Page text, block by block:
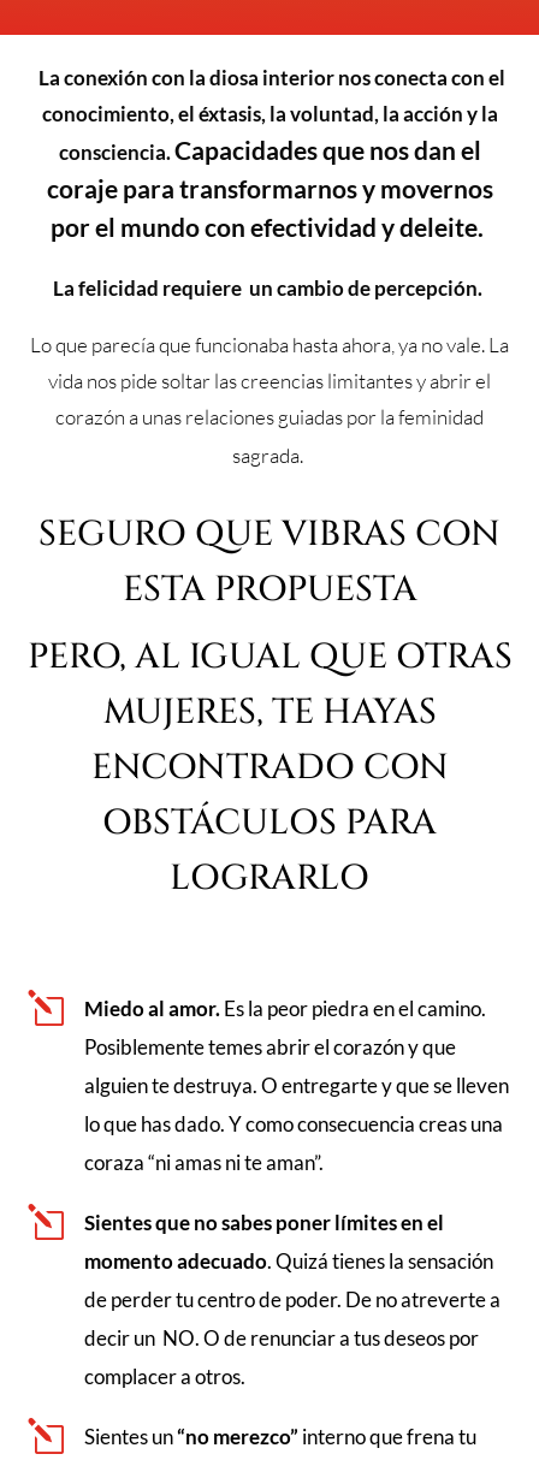
La conexión con la diosa interior nos conecta con el
conocimiento, el éxtasis, la voluntad, la acción y la
consciencia.Capacidades que nos dan el
coraje para transformarnos y movernos
por el mundo con efectividad y deleite.
La felicidad requiere un cambio de percepción.
Lo que parecía que funcionaba hasta ahora, ya no vale. La
vida nos pide soltar las creencias limitantes y abrir el
corazón a unas relaciones guiadas por la feminidad
sagrada.
SEGURO QUE VIBRAS CON
ESTA PROPUESTA
PERO, AL IGUAL QUE OTRAS
MUJERES, TE HAYAS
ENCONTRADO CON
OBSTÁCULOS PARA
LOGRARLO
l Miedo al amor.Es la peor piedra en el camino.
Posiblemente temes abrir el corazón y que
alguien te destruya. O entregarte y que se lleven
lo que has dado. Y como consecuencia creas una
coraza “ni amas ni te aman”.
l
Sientes que no sabes poner límites en el
momento adecuado. Quizá tienes la sensación
de perder tu centro de poder. De no atreverte a
decir un NO. O de renunciar a tus deseos por
complacer a otros.
l Sientes un“no merezco” interno que frena tu